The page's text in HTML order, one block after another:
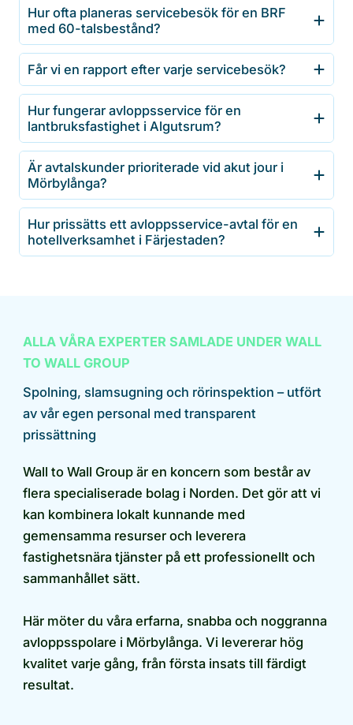
Hur ofta planeras servicebesök för en BRF
med 60-talsbestånd?
Får vi en rapport efter varje servicebesök?
Hur fungerar avloppsservice för en
lantbruksfastighet i Algutsrum?
Är avtalskunder prioriterade vid akut jour i
Mörbylånga?
Hur prissätts ett avloppsservice-avtal för en
hotellverksamhet i Färjestaden?
ALLA VÅRA EXPERTER SAMLADE UNDER WALL
TO WALL GROUP
Spolning, slamsugning och rörinspektion – utfört
av vår egen personal med transparent
prissättning
Wall to Wall Group är en koncern som består av
flera specialiserade bolag i Norden. Det gör att vi
kan kombinera lokalt kunnande med
gemensamma resurser och leverera
fastighetsnära tjänster på ett professionellt och
sammanhållet sätt.
Här möter du våra erfarna, snabba och noggranna
avloppsspolare i Mörbylånga. Vi levererar hög
kvalitet varje gång, från första insats till färdigt
resultat.